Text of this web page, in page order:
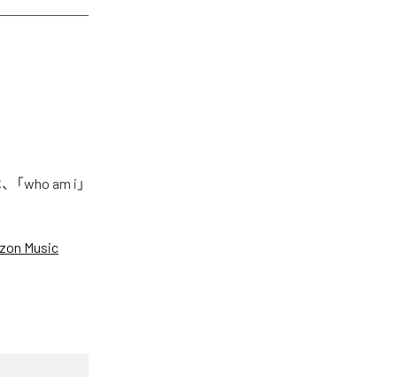
who am i」
Music